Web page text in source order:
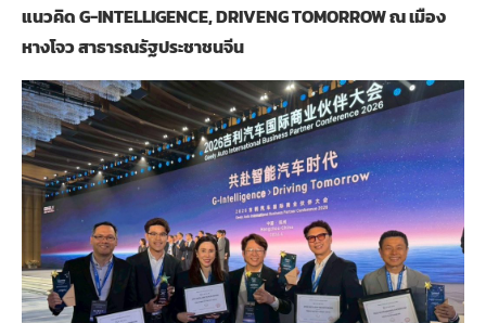
แนวคิด G-INTELLIGENCE, DRIVENG TOMORROW ณ เมือง
หางโจว สาธารณรัฐประชาชนจีน